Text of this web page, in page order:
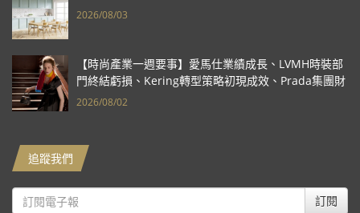
2026/08/03
【時尚產業一週要事】愛馬仕業績成長、LVMH時裝部
門終結虧損、Kering轉型策略初現成效、Prada集團財
報亮眼
2026/08/02
追蹤我們
訂閱